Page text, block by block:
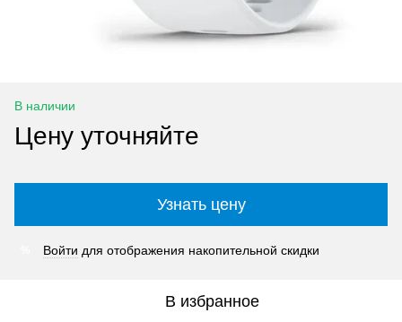
В наличии
Цену уточняйте
Узнать цену
Войти для отображения накопительной скидки
В избранное